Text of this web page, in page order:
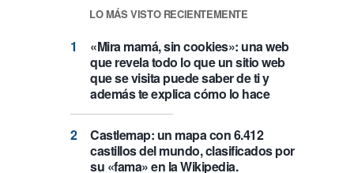
LO MÁS VISTO RECIENTEMENTE
«Mira mamá, sin cookies»: una web
que revela todo lo que un sitio web
que se visita puede saber de ti y
además te explica cómo lo hace
Castlemap: un mapa con 6.412
castillos del mundo, clasificados por
su «fama» en la Wikipedia.